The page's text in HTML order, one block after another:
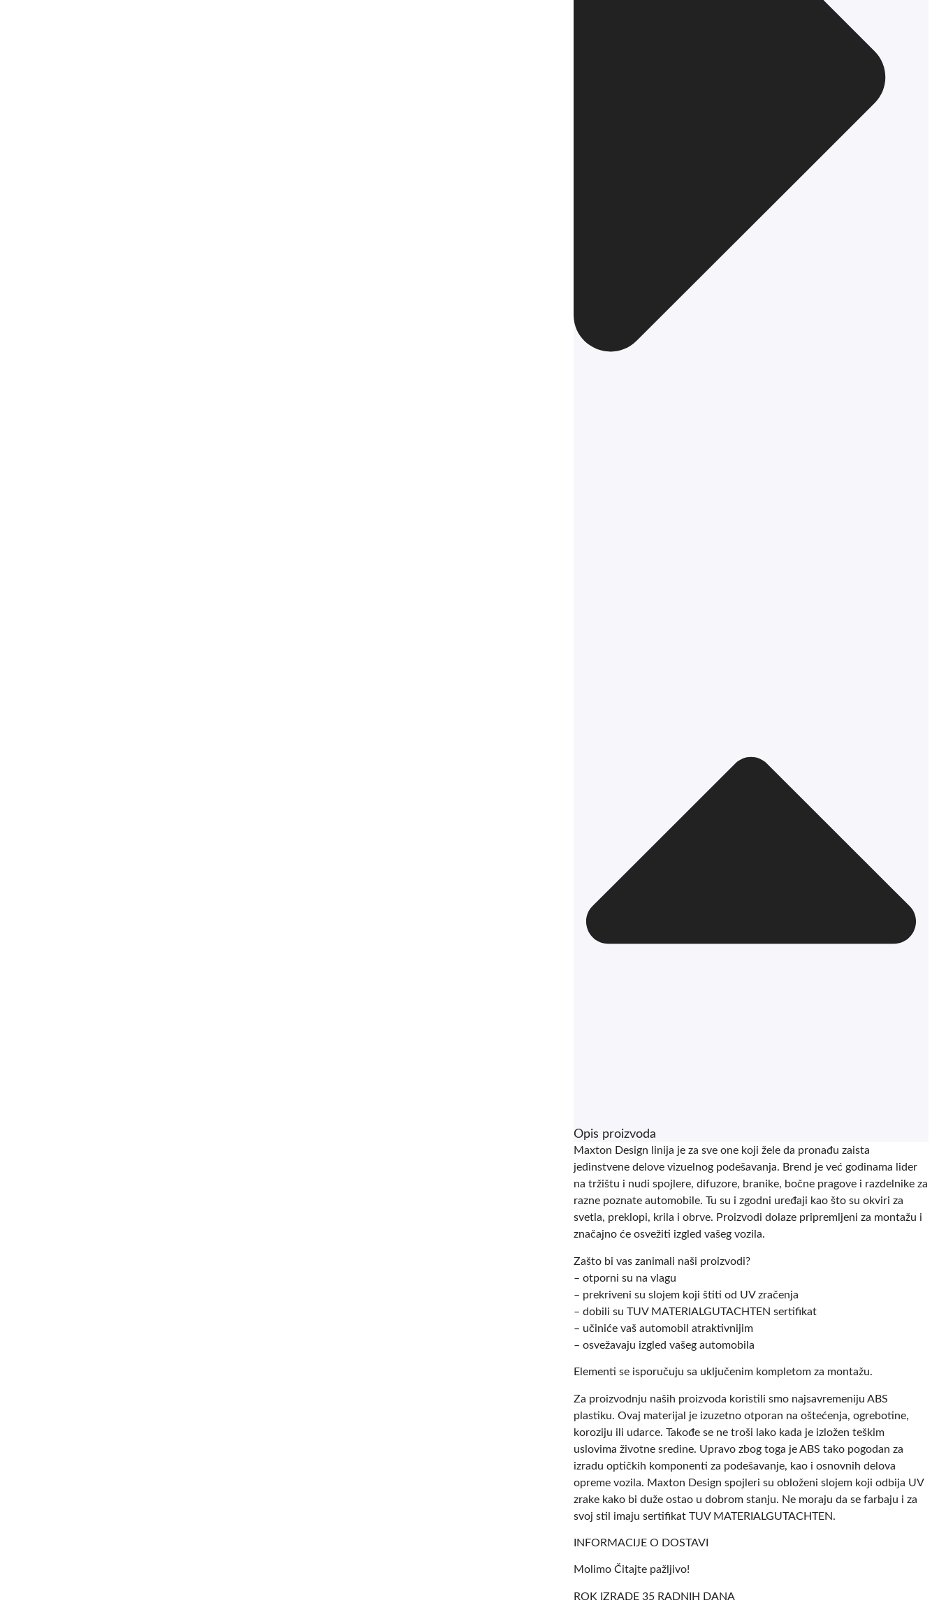
Opis proizvoda
Maxton Design linija je za sve one koji žele da pronađu zaista
jedinstvene delove vizuelnog podešavanja. Brend je već godinama lider
na tržištu i nudi spojlere, difuzore, branike, bočne pragove i razdelnike za
razne poznate automobile. Tu su i zgodni uređaji kao što su okviri za
svetla, preklopi, krila i obrve. Proizvodi dolaze pripremljeni za montažu i
značajno će osvežiti izgled vašeg vozila.
Zašto bi vas zanimali naši proizvodi?
– otporni su na vlagu
– prekriveni su slojem koji štiti od UV zračenja
– dobili su TUV MATERIALGUTACHTEN sertifikat
– učiniće vaš automobil atraktivnijim
– osvežavaju izgled vašeg automobila
Elementi se isporučuju sa uključenim kompletom za montažu.
Za proizvodnju naših proizvoda koristili smo najsavremeniju ABS
plastiku. Ovaj materijal je izuzetno otporan na oštećenja, ogrebotine,
koroziju ili udarce. Takođe se ne troši lako kada je izložen teškim
uslovima životne sredine. Upravo zbog toga je ABS tako pogodan za
izradu optičkih komponenti za podešavanje, kao i osnovnih delova
opreme vozila. Maxton Design spojleri su obloženi slojem koji odbija UV
zrake kako bi duže ostao u dobrom stanju. Ne moraju da se farbaju i za
svoj stil imaju sertifikat TUV MATERIALGUTACHTEN.
INFORMACIJE O DOSTAVI
Molimo Čitajte pažljivo!
ROK IZRADE 35 RADNIH DANA